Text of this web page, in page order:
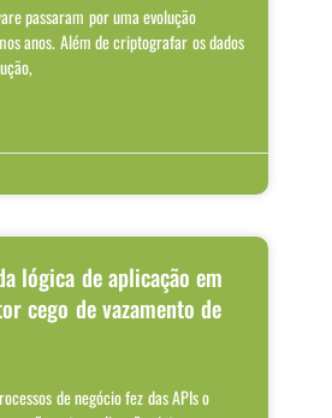
passaram por uma evolução
anos. Além de criptografar os dados
lógica de aplicação em
cego de vazamento de
de negócio fez das APIs o